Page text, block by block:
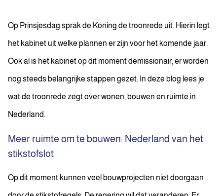
Op Prinsjesdag sprak de Koning de troonrede uit. Hierin legt
het kabinet uit welke plannen er zijn voor het komende jaar.
Ook al is het kabinet op dit moment demissionair, er worden
nog steeds belangrijke stappen gezet. In deze blog lees je
wat de troonrede zegt over wonen, bouwen en ruimte in
Nederland.
Meer ruimte om te bouwen: Nederland van het
stikstofslot
Op dit moment kunnen veel bouwprojecten niet doorgaan